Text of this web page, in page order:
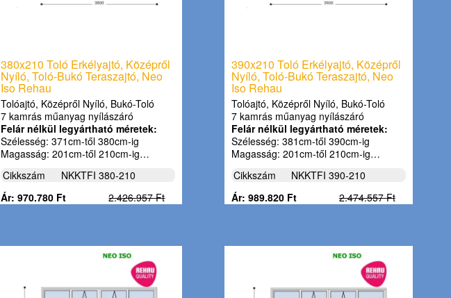
380x210 Toló Erkélyajtó, Középről
Nyíló, Toló-Bukó Teraszajtó, Neo
Iso Rehau
Tolóajtó, Középről Nyíló, Bukó-Toló
7 kamrás műanyag nyílászáró
Felár nélkül legyártható méretek:
Szélesség: 371cm-től 380cm-ig
Magasság: 201cm-től 210cm-ig…
Cikkszám
NKKTFI 380-210
Ár: 970.780 Ft
2.426.957 Ft
390x210 Toló Erkélyajtó, Középről
Nyíló, Toló-Bukó Teraszajtó, Neo
Iso Rehau
Tolóajtó, Középről Nyíló, Bukó-Toló
7 kamrás műanyag nyílászáró
Felár nélkül legyártható méretek:
Szélesség: 381cm-től 390cm-ig
Magasság: 201cm-től 210cm-ig…
Cikkszám
NKKTFI 390-210
Ár: 989.820 Ft
2.474.557 Ft